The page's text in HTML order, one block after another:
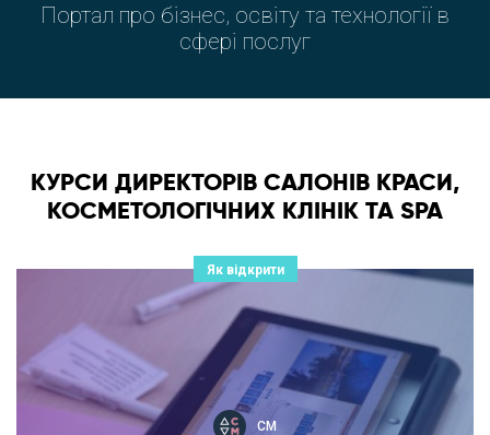
Портал про бізнес, освіту та технології в
сфері послуг
КУРСИ ДИРЕКТОРІВ САЛОНІВ КРАСИ,
КОСМЕТОЛОГІЧНИХ КЛІНІК ТА SPA
Як відкрити
СМ